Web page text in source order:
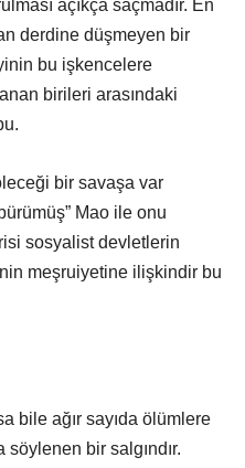
açıkça saçmadır. En
derdine düşmeyen bir
bu işkencelere
birileri arasındaki
bir savaşa var
Mao ile onu
sosyalist devletlerin
meşruiyetine ilişkindir bu
bile ağır sayıda ölümlere
söylenen bir salgındır.